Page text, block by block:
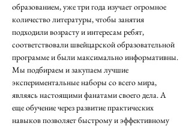
образованием, уже три года изучает огромное
количество литературы, чтобы занятия
подходили возрасту и интересам ребят,
соответствовали швейцарской образовательной
программе и были максимально информативны.
Мы подбираем и закупаем лучшие
экспериментальные наборы со всего мира,
являясь настоящими фанатами своего дела. А
еще обучение через развитие практических
навыков позволяет быстрому и эффективному